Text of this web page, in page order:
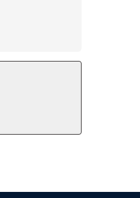
す。プール
)。